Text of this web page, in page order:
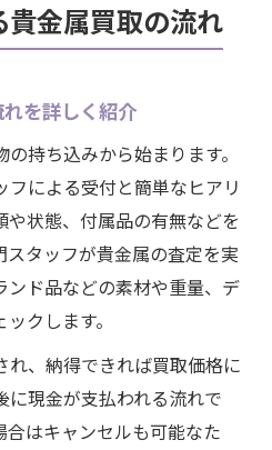
金属買取の流れ
を詳しく紹介
持ち込みから始まります。
による受付と簡単なヒアリ
や状態、付属品の有無などを
タッフが貴金属の査定を実
ド品などの素材や重量、デ
クします。
、納得できれば買取価格に
現金が支払われる流れで
はキャンセルも可能なた